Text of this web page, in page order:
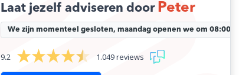
Laat jezelf adviseren door Peter
We zijn momenteel gesloten, maandag openen we om 08:00
9.2 1.049 reviews